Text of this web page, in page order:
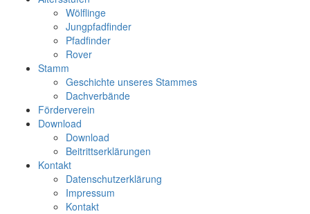
Wölflinge
Jungpfadfinder
Pfadfinder
Rover
Stamm
Geschichte unseres Stammes
Dachverbände
Förderverein
Download
Download
Beitrittserklärungen
Kontakt
Datenschutzerklärung
Impressum
Kontakt